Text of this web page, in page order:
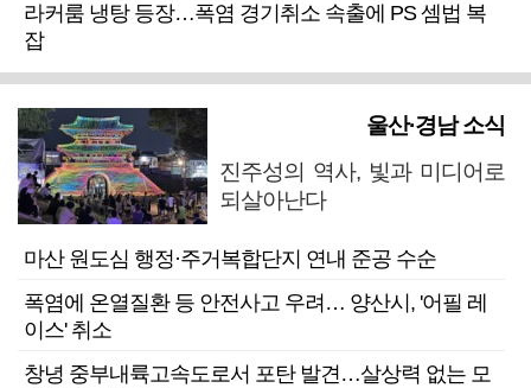
라커룸 냉탕 등장…폭염 경기취소 속출에 PS 셈법 복
잡
울산·경남 소식
진주성의 역사, 빛과 미디어로
되살아난다
마산 원도심 행정·주거복합단지 연내 준공 수순
폭염에 온열질환 등 안전사고 우려… 양산시, '어필 레
이스' 취소
창녕 중부내륙고속도로서 포탄 발견…살상력 없는 모